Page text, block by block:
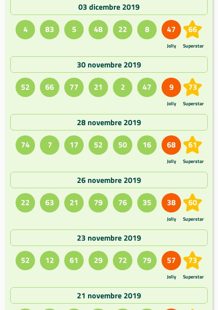
03 dicembre 2019
4
83 5 48 22 8 47
Jolly
66
Superstar
30 novembre 2019
52
66 77 21 2 47 9
Jolly
73
Superstar
28 novembre 2019
74
7 17 52 50 16 68
Jolly
61
Superstar
26 novembre 2019
22
63 21 79 76 35 38
Jolly
60
Superstar
23 novembre 2019
52
12 61 29 72 79 57
Jolly
73
Superstar
21 novembre 2019